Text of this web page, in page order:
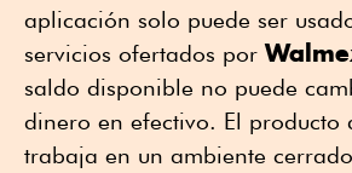
aplicación solo puede ser
servicios ofertados por
saldo disponible no puede
dinero en efectivo. El producto
trabaja en un ambiente